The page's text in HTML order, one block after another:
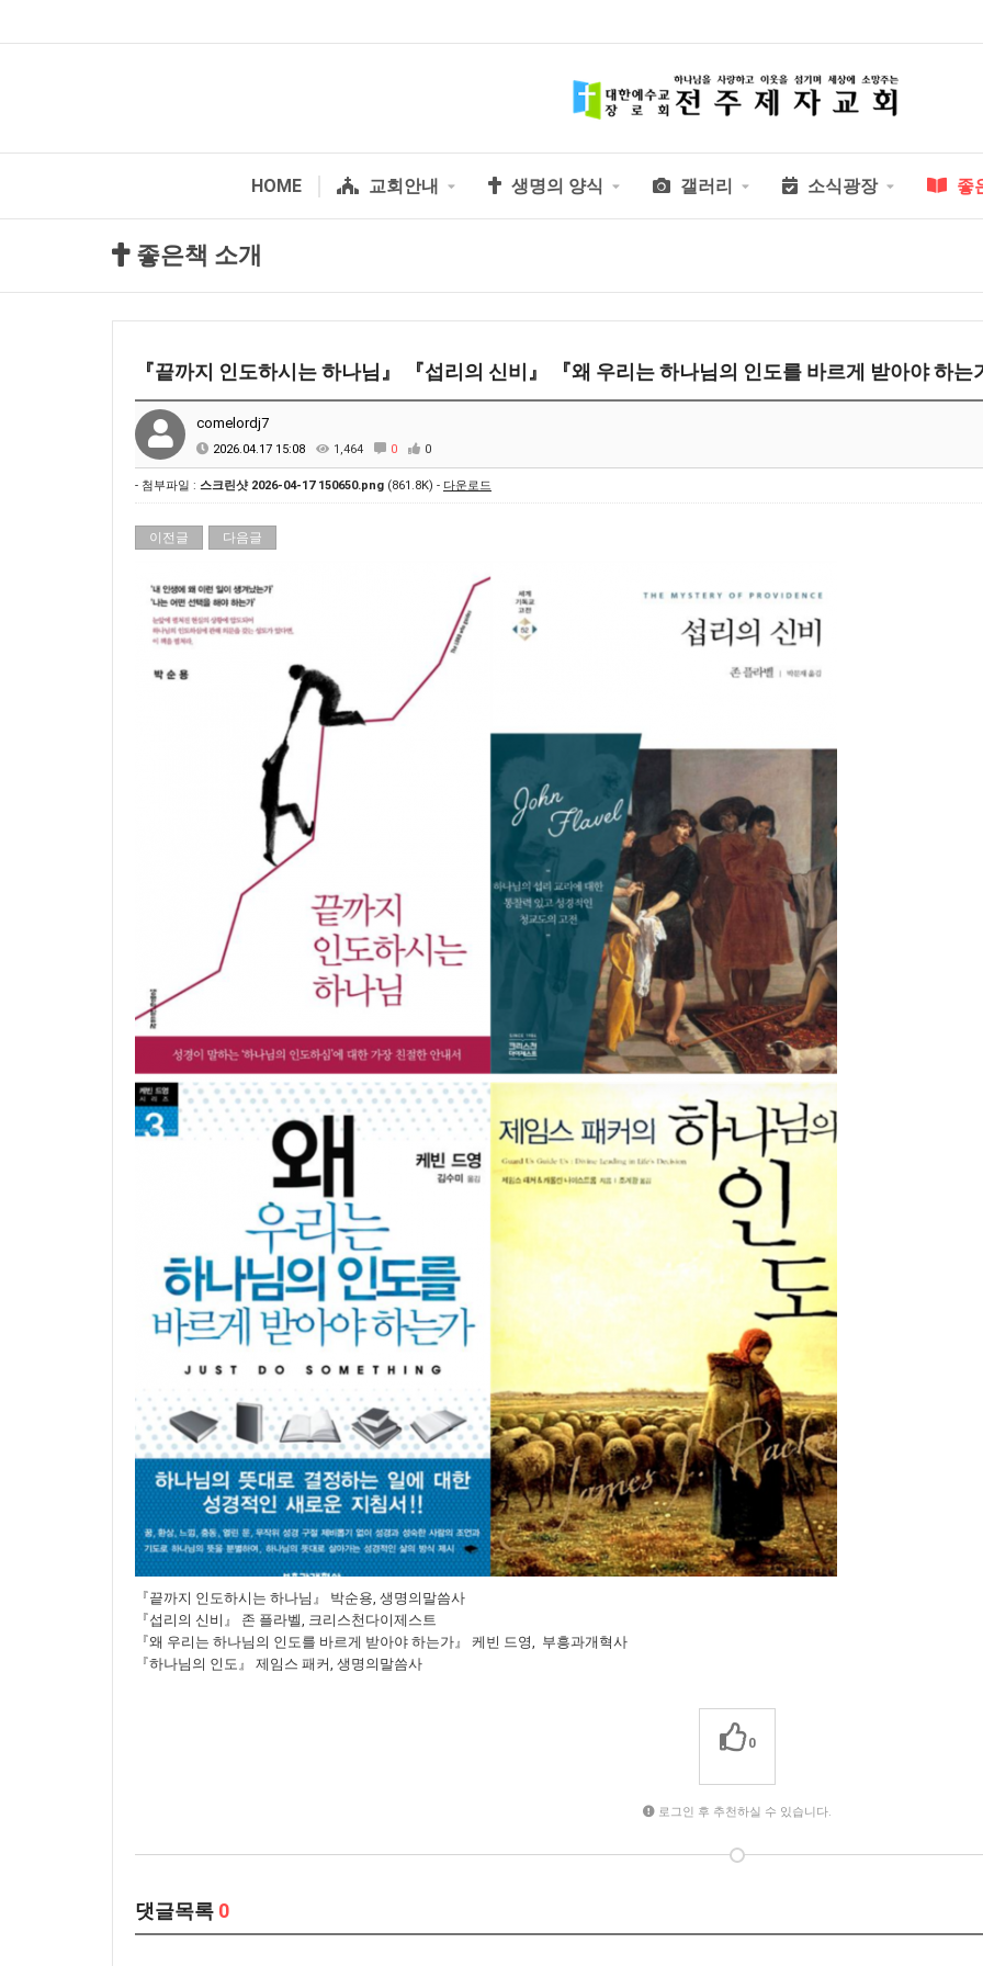
HOME 교회안내 생명의 양식 갤러리 소식광장 좋
좋은책 소개
『끝까지 인도하시는 하나님』 『섭리의 신비』 『왜 우리는 하나님의 인도를 바르게 받아야 하
comelordj7
2026.04.17 15:08 1,464 0 0
- 첨부파일 : 스크린샷 2026-04-17 150650.png (861.8K) - 다운로드
이전글 다음글
『끝까지 인도하시는 하나님』 박순용, 생명의말씀사
『섭리의 신비』 존 플라벨, 크리스천다이제스트
『왜 우리는 하나님의 인도를 바르게 받아야 하는가』 케빈 드영, 부흥과개혁사
『하나님의 인도』 제임스 패커, 생명의말씀사
0
로그인 후 추천하실 수 있습니다.
댓글목록 0